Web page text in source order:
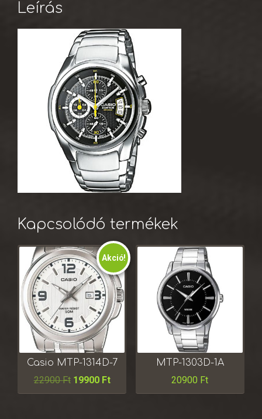
Leírás
Kapcsolódó termékek
Akció!
Casio MTP-1314D-7
22900Ft 19900 Ft
MTP-1303D-1A
20900 Ft